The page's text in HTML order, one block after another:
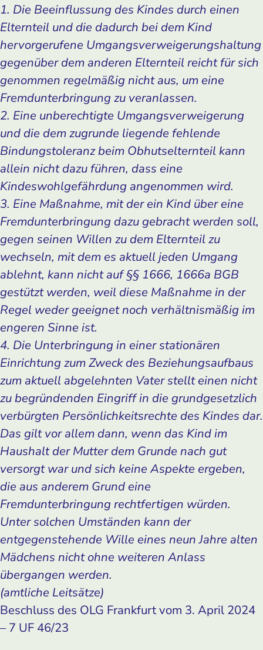
1. Die Beeinflussung des Kindes durch einen
Elternteil und die dadurch bei dem Kind
hervorgerufene Umgangsverweigerungshaltung
gegenüber dem anderen Elternteil reicht für sich
genommen regelmäßig nicht aus, um eine
Fremdunterbringung zu veranlassen.
2. Eine unberechtigte Umgangsverweigerung
und die dem zugrunde liegende fehlende
Bindungstoleranz beim Obhutselternteil kann
allein nicht dazu führen, dass eine
Kindeswohlgefährdung angenommen wird.
3. Eine Maßnahme, mit der ein Kind über eine
Fremdunterbringung dazu gebracht werden soll,
gegen seinen Willen zu dem Elternteil zu
wechseln, mit dem es aktuell jeden Umgang
ablehnt, kann nicht auf §§ 1666, 1666a BGB
gestützt werden, weil diese Maßnahme in der
Regel weder geeignet noch verhältnismäßig im
engeren Sinne ist.
4. Die Unterbringung in einer stationären
Einrichtung zum Zweck des Beziehungsaufbaus
zum aktuell abgelehnten Vater stellt einen nicht
zu begründenden Eingriff in die grundgesetzlich
verbürgten Persönlichkeitsrechte des Kindes dar.
Das gilt vor allem dann, wenn das Kind im
Haushalt der Mutter dem Grunde nach gut
versorgt war und sich keine Aspekte ergeben,
die aus anderem Grund eine
Fremdunterbringung rechtfertigen würden.
Unter solchen Umständen kann der
entgegenstehende Wille eines neun Jahre alten
Mädchens nicht ohne weiteren Anlass
übergangen werden.
(amtliche Leitsätze)
Beschluss des OLG Frankfurt vom 3. April 2024
– 7 UF 46/23